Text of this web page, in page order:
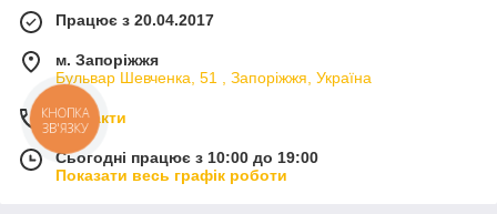
Працює з 20.04.2017
м. Запоріжжя
Бульвар Шевченка, 51 , Запоріжжя, Україна
Контакти
Сьогодні працює з 10:00 до 19:00
Показати весь графік роботи